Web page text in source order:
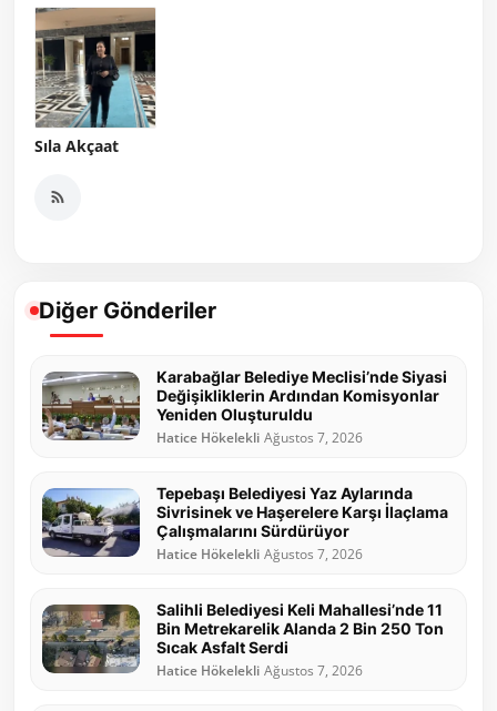
Sıla Akçaat
Diğer Gönderiler
Karabağlar Belediye Meclisi’nde Siyasi
Değişikliklerin Ardından Komisyonlar
Yeniden Oluşturuldu
Hatice Hökelekli Ağustos 7, 2026
Tepebaşı Belediyesi Yaz Aylarında
Sivrisinek ve Haşerelere Karşı İlaçlama
Çalışmalarını Sürdürüyor
Hatice Hökelekli Ağustos 7, 2026
Salihli Belediyesi Keli Mahallesi’nde 11
Bin Metrekarelik Alanda 2 Bin 250 Ton
Sıcak Asfalt Serdi
Hatice Hökelekli Ağustos 7, 2026